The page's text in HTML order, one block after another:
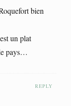
bien
un plat
pays…
REPLY